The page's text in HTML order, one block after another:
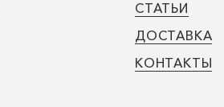
СТАТЬИ
ДОСТАВКА
КОНТАКТЫ